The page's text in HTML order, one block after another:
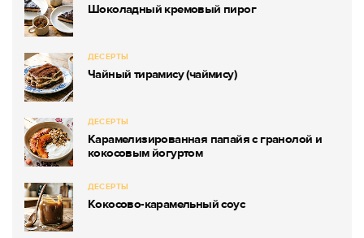
Шоколадный кремовый пирог
ДЕСЕРТЫ
Чайный тирамису (чаймису)
ДЕСЕРТЫ
Карамелизированная папайя с гранолой и
кокосовым йогуртом
ДЕСЕРТЫ
Кокосово-карамельный соус